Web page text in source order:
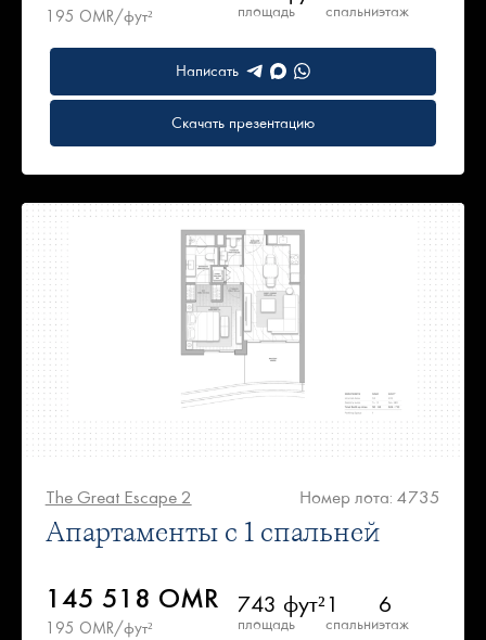
195 OMR/фут² площадь спальниэтаж
Написать
Скачать презентацию
The Great Escape 2 Номер лота: 4735
Апартаменты с 1 спальней
145 518 OMR
195 OMR/фут²
743 фут²
площадь
1
спальни
6
этаж